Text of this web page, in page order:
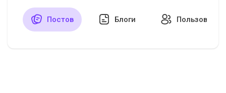
Смотреть Базар
Постов Блоги